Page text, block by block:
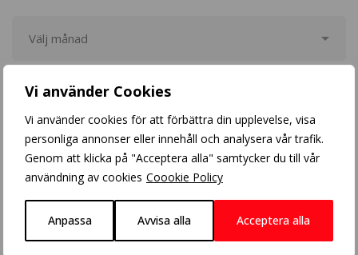
Vi använder Cookies
Vi använder cookies för att förbättra din upplevelse, visa
personliga annonser eller innehåll och analysera vår trafik.
Genom att klicka på "Acceptera alla" samtycker du till vår
användning av cookies Coookie Policy
Anpassa Avvisa alla Acceptera alla
Populära inlägg
Crazy Color
BHBD extensions